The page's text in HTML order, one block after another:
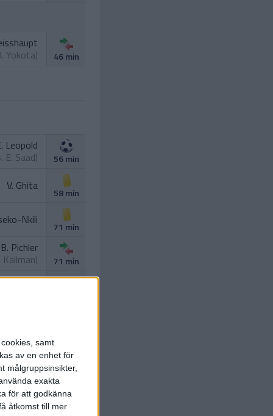
samt
av en enhet för
målgruppsinsikter,
exakta
för att godkänna
åtkomst till mer
Yokota) 46 min
Leopold
E. Saad) 56 min
V. Ghita
58 min
Nkili
71 min
B. Pichler
Kallman) 71 min